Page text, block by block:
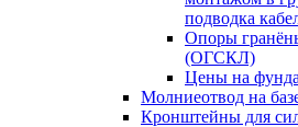
подводка
Опоры
(ОГСКЛ)
Цены на
Молниеотвод на
Кронштейны для